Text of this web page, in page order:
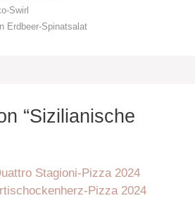
Swirl
Erdbeer-Spinatsalat
“Sizilianische
Stagioni-Pizza 2024
Pizza 2024